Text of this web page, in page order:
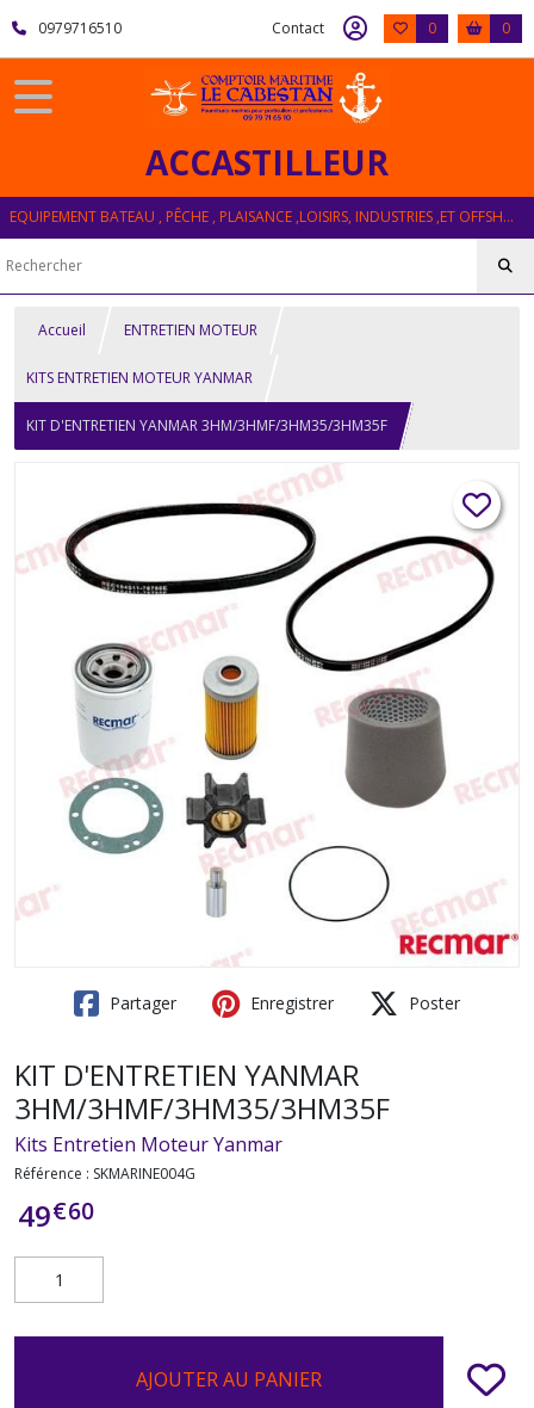
0979716510 Contact 0 0
ACCASTILLEUR
EQUIPEMENT BATEAU , PÊCHE , PLAISANCE ,LOISIRS, INDUSTRIES ,ET OFFSHORE
Accueil ENTRETIEN MOTEUR
KITS ENTRETIEN MOTEUR YANMAR
KIT D'ENTRETIEN YANMAR 3HM/3HMF/3HM35/3HM35F
Partager Enregistrer Poster
KIT D'ENTRETIEN YANMAR
3HM/3HMF/3HM35/3HM35F
Kits Entretien Moteur Yanmar
Référence : SKMARINE004G
49€60
AJOUTER AU PANIER